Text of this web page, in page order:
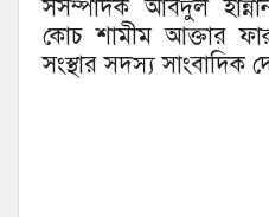
সসম্পাদক আবদুল
কোচ শামীম আক্তার
সংস্থার সদস্য সাংবাদিক